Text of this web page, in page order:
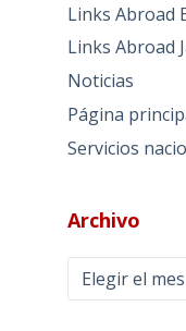
Links Abroad
Links Abroad
Noticias
Página
Servicios
Archivo
Archivo